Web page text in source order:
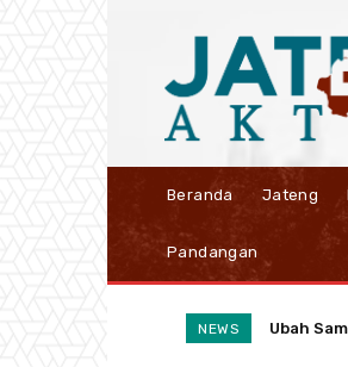
Beranda Jateng
Pandangan
NEWS Ubah